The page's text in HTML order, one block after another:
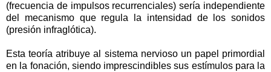
(frecuencia de impulsos recurrenciales) sería independiente
del mecanismo que regula la intensidad de los sonidos
(presión infraglótica).
Esta teoría atribuye al sistema nervioso un papel primordial
en la fonación, siendo imprescindibles sus estímulos para la